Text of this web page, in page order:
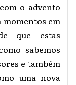
o advento
em
que
estas
sabemos
e também
uma nova